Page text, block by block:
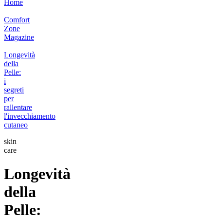
Home
Comfort
Zone
Magazine
Longevità
della
Pelle:
i
segreti
per
rallentare
l'invecchiamento
cutaneo
skin
care
Longevità
della
Pelle: